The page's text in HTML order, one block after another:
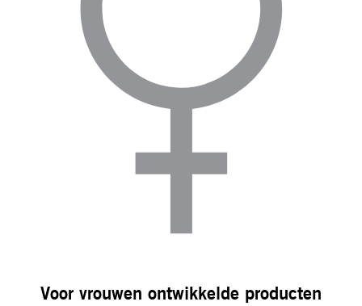
Voor vrouwen ontwikkelde producten